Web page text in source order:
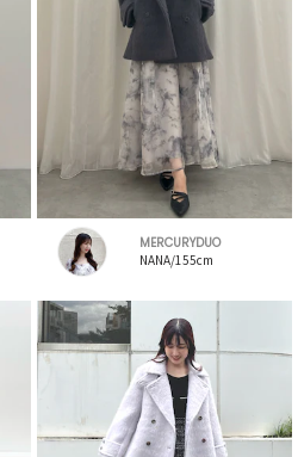
MERCURYDUO
NANA/155cm